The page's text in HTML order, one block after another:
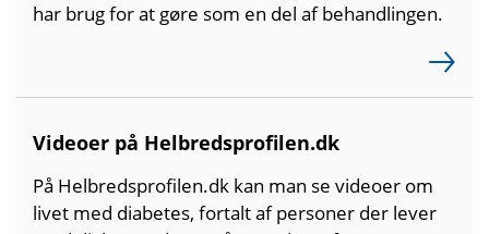
har brug for at gøre som en del af behandlingen.
Videoer på Helbredsprofilen.dk
På Helbredsprofilen.dk kan man se videoer om
livet med diabetes, fortalt af personer der lever